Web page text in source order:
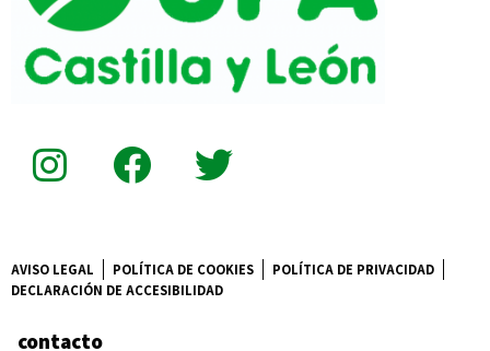
AVISO LEGAL POLÍTICA DE COOKIES
POLÍTICA DE PRIVACIDAD
DECLARACIÓN DE ACCESIBILIDAD
contacto